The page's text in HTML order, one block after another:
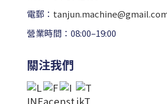
電郵：
營業時間：08:00–19:00
關注我們